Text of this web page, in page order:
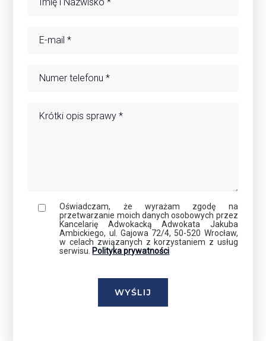
Oświadczam, że wyrażam zgodę na
przetwarzanie moich danych osobowych przez
Kancelarię Adwokacką Adwokata Jakuba
Ambickiego, ul. Gajowa 72/4, 50-520 Wrocław,
w celach związanych z korzystaniem z usług
serwisu. Polityka prywatności